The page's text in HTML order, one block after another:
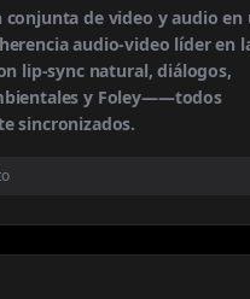
conjunta de video y audio en
audio-video líder en
lip-sync natural, diálogos,
y Foley——todos
sincronizados.